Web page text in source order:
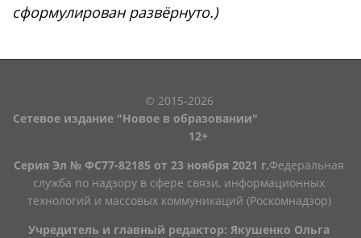
сформулирован развёрнуто.)
© 2015-2026
Сетевое издание "Новое в образовании"
12+
Серия Эл № ФС77-82185 от 23 ноября 2021 г.Федеральная
служба по надзору в сфере связи, информационных
технологий и массовых коммуникаций (Роскомнадзор)
Учредитель и главный редактор: Якушенко Ольга